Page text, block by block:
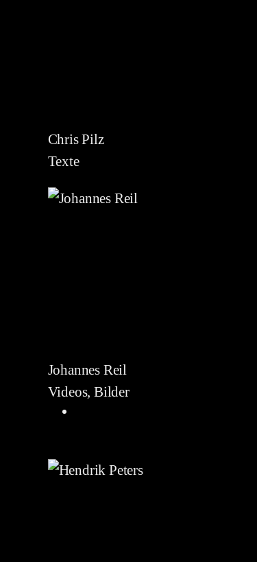
Chris Pilz
Texte
Johannes Reil
Videos, Bilder